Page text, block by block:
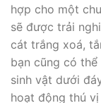
hợp cho một
sẽ được trải
cát trắng xoá,
bạn cũng có
sinh vật dưới
hoạt động thú